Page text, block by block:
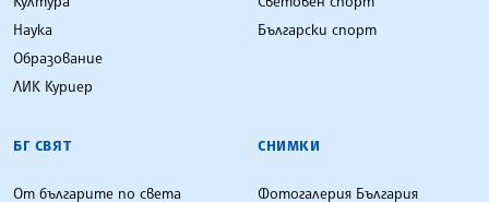
Наука
Образование
ЛИК Куриер
Български спорт
БГ СВЯТ
От българите по света
СНИМКИ
Фотогалерия България